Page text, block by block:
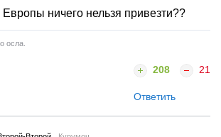
ничего нельзя привезти??
осла.
208 21
Ответить